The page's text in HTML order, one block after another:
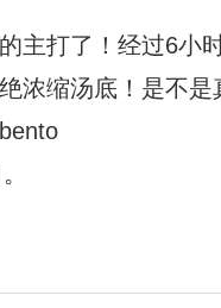
主打了！经过6小
浓缩汤底！是不